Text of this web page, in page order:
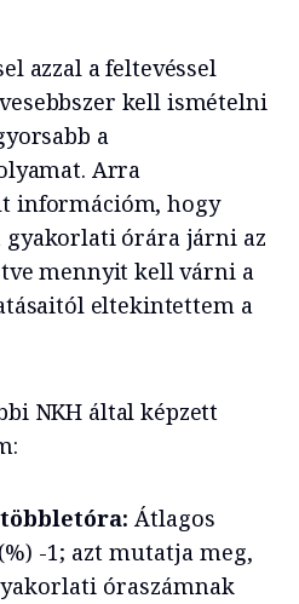
azzal a feltevéssel
kell ismételni
a
Arra
információm, hogy
órára járni az
mennyit kell várni a
eltekintettem a
NKH által képzett
Átlagos
-1; azt mutatja meg,
óraszámnak